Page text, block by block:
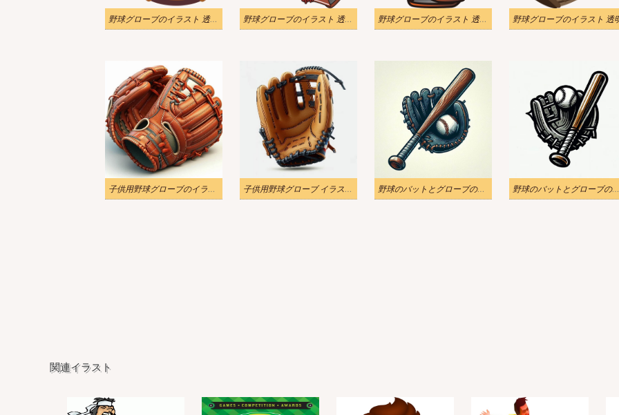
野球グローブのイラスト 透明 png 野球グローブのイラスト 透明無料 2 野球グローブのイラスト 透明無料 野球グローブのイラスト 透
子供用野球グローブのイラスト 子供用野球グローブ イラスト 無料 野球のバットとグローブのイラスト 野球のバットとグローブの無料イラスト
関連イラスト